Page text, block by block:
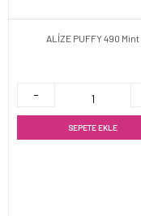
ALİZE PUFFY 490 Mint
SEPETE EKLE